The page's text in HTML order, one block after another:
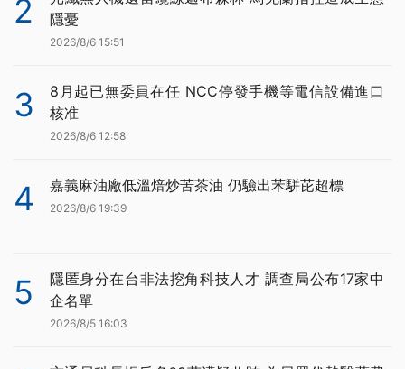
2
隱憂
2026/8/6 15:51
3
8月起已無委員在任 NCC停發手機等電信設備進口
核准
2026/8/6 12:58
4 嘉義麻油廠低溫焙炒苦茶油 仍驗出苯駢芘超標
2026/8/6 19:39
5
隱匿身分在台非法挖角科技人才 調查局公布17家中
企名單
2026/8/5 16:03